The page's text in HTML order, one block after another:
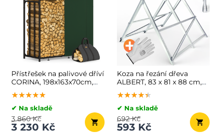
Přístřešek na palivové dříví
CORINA, 198x163x70cm,
antracitová/zelená
★★★★★
★★★★★
★★★★★
✔ Na skladě
3 230 Kč
3 860 Kč
Koza na řezání dřeva
ALBERT, 83 x 81 x 88 cm,
stříbrná
★★★★★
★★★★★
★★★★★
✔ Na skladě
593 Kč
692 Kč